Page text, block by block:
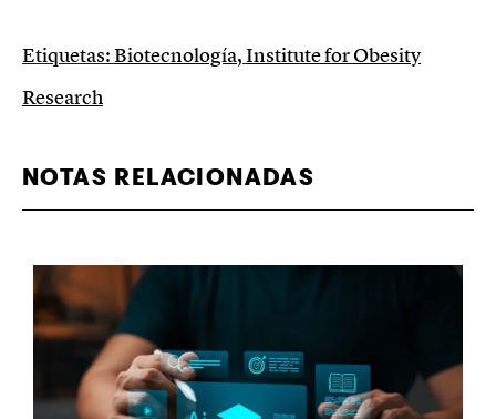
Etiquetas:Biotecnología,Institute for Obesity
Research
NOTAS RELACIONADAS